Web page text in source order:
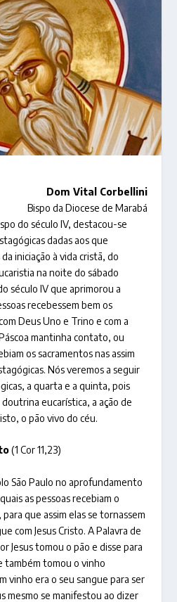
Dom Vital Corbellini
Bispo da Diocese de Marabá
do século IV, destacou-se
dadas aos que
iniciação à vida cristã, do
na noite do sábado
século IV que aprimorou a
recebessem bem os
Deus Uno e Trino e com a
mantinha contato, ou
os sacramentos nas assim
Nós veremos a seguir
a quarta e a quinta, pois
eucarística, a ação de
o pão vivo do céu.
(1 Cor 11,23)
São Paulo no aprofundamento
as pessoas recebiam o
que assim elas se tornassem
com Jesus Cristo. A Palavra de
Jesus tomou o pão e disse para
também tomou o vinho
vinho era o seu sangue para ser
mesmo se manifestou ao dizer